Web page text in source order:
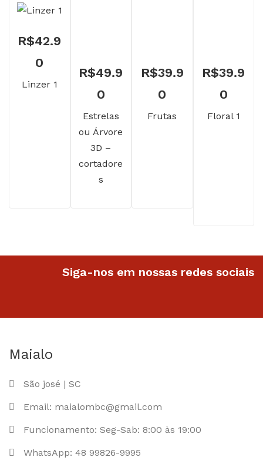
R$42.9
0
Linzer 1
R$49.9
0
Estrelas
ou Árvore
3D –
cortadore
s
R$39.9
0
Frutas
R$39.9
0
Floral 1
Siga-nos em nossas redes sociais
Maialo
São josé | SC
Email: maialombc@gmail.com
Funcionamento: Seg-Sab: 8:00 às 19:00
WhatsApp: 48 99826-9995